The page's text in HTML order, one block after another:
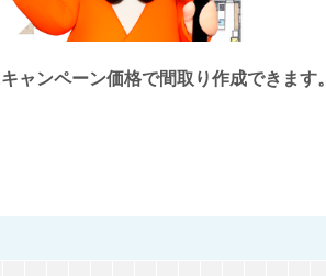
ャンペーン価格で間取り作成できます。